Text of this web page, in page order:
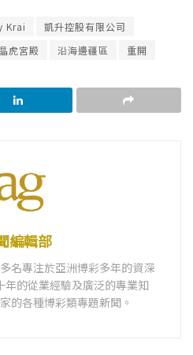
Krai
凱升控股有限公司
虎宮殿 沿海邊疆區 重開
編輯部
名專注於亞洲博彩多年的資深
的從業經驗及廣泛的專業知
的各種博彩類專題新聞。